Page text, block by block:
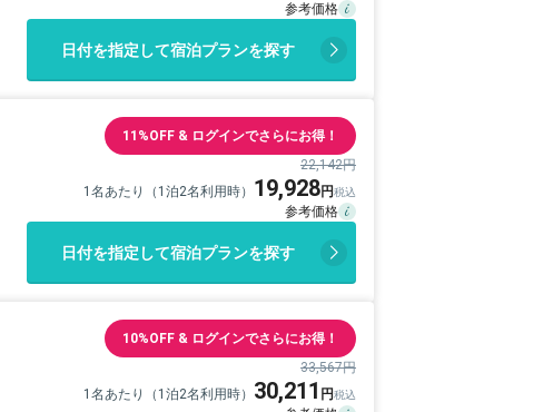
日付を指定して宿泊プランを探す
11%OFF & ログインでさらにお得！
22,142円
1名あたり（1泊2名利用時） 19,928
日付を指定して宿泊プランを探す
10%OFF & ログインでさらにお得！
33,567円
1名あたり（1泊2名利用時） 30,211